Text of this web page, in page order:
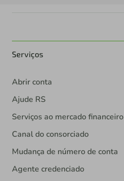
Serviços
Abrir conta
Ajude RS
Serviços ao mercado financeiro
Canal do consorciado
Mudança de número de conta
Agente credenciado